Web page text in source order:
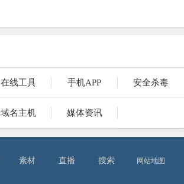
在线工具 手机APP 安全杀毒
域名主机 媒体资讯
素材 直播 搜索 网站地图